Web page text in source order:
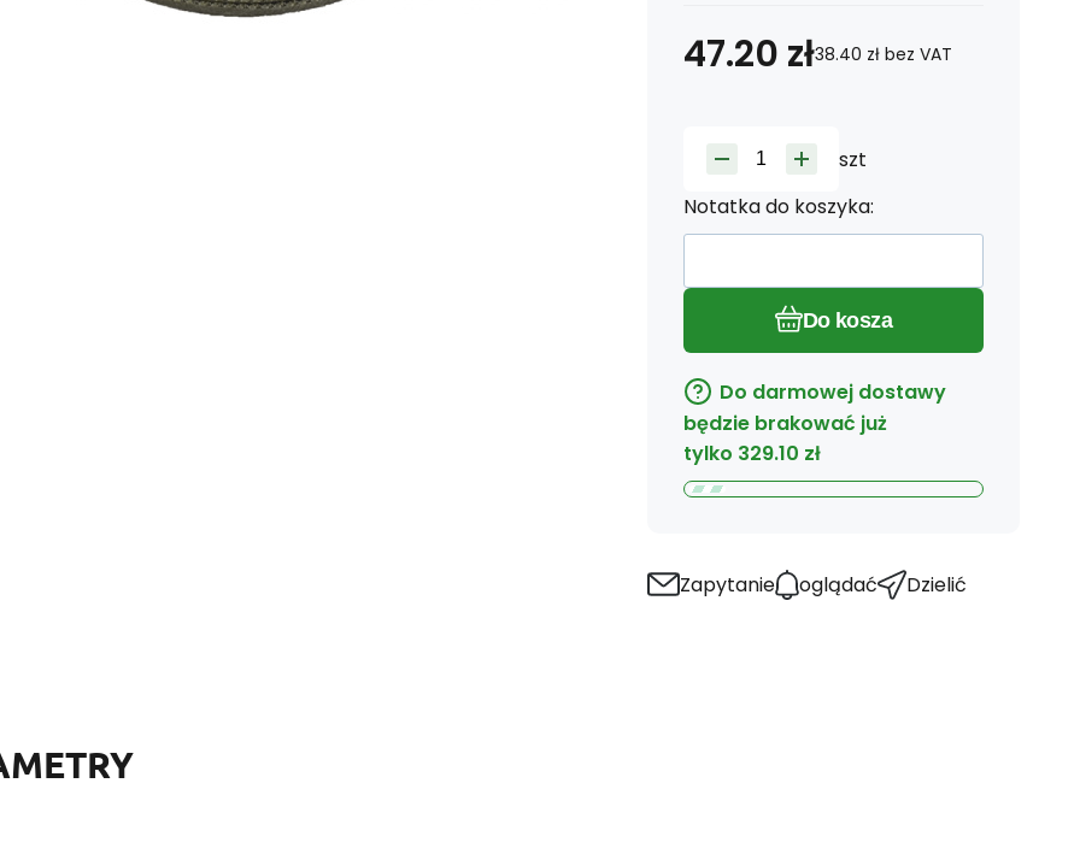
47.20 zł38.40 zł bez VAT
szt
Notatka do koszyka:
Do kosza
Do darmowej dostawy
będzie brakować już
tylko 329.10 zł
Zapytanie oglądać Dzielić